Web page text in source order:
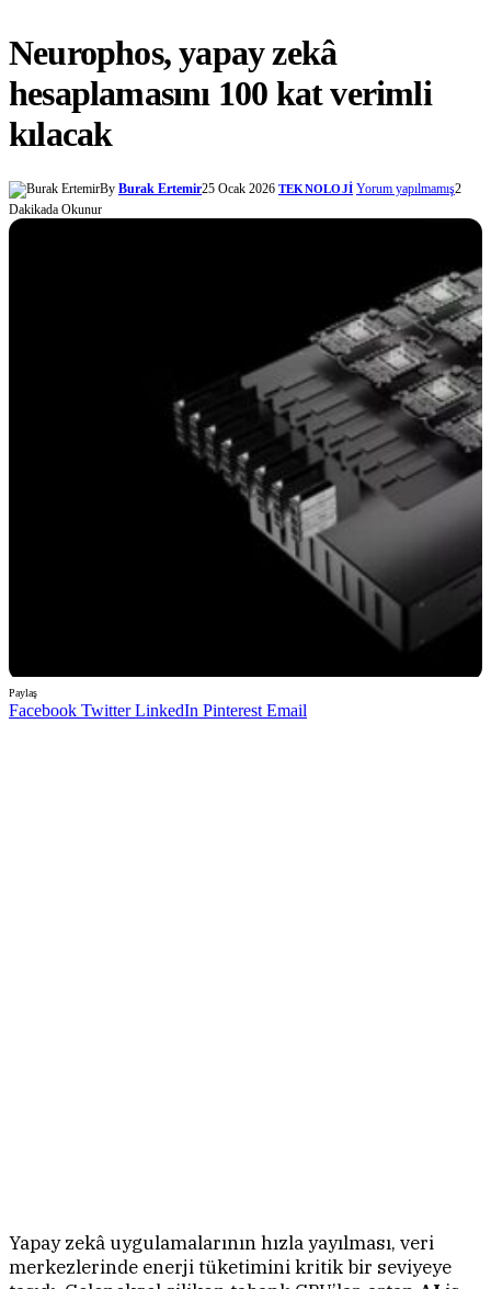
Neurophos, yapay zekâ
hesaplamasını 100 kat verimli
kılacak
By Burak Ertemir25 Ocak 2026 TEKNOLOJI Yorum yapılmamış2
Dakikada Okunur
Paylaş
Facebook Twitter LinkedIn Pinterest Email
Yapay zekâ uygulamalarının hızla yayılması, veri
merkezlerinde enerji tüketimini kritik bir seviyeye